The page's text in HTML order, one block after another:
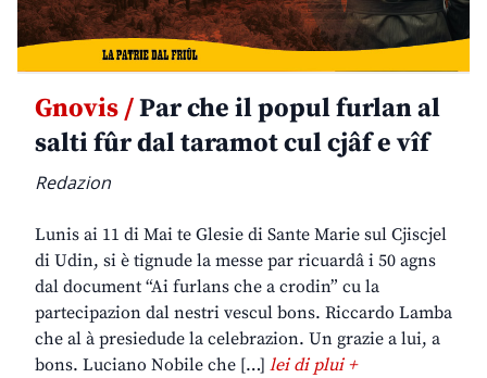
Gnovis /Par che il popul furlan al
salti fûr dal taramot cul cjâf e vîf
Redazion
Lunis ai 11 di Mai te Glesie di Sante Marie sul Cjiscjel
di Udin, si è tignude la messe par ricuardâ i 50 agns
dal document “Ai furlans che a crodin” cu la
partecipazion dal nestri vescul bons. Riccardo Lamba
che al à presiedude la celebrazion. Un grazie a lui, a
bons. Luciano Nobile che […] lei di plui +